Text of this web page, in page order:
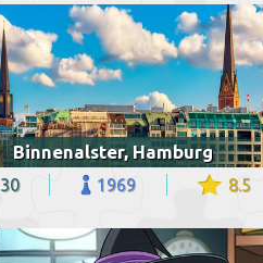
Binnenalster, Hamburg
30 1969 8.5